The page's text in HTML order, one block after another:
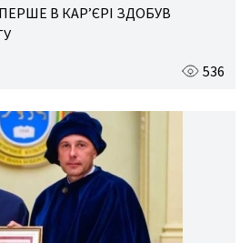
В КАР’ЄРІ ЗДОБУВ
536